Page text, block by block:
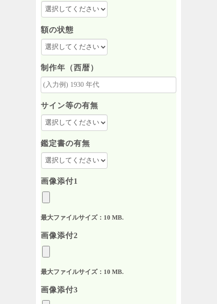
額の状態
制作年（西暦）
サイン等の有無
鑑定書の有無
画像添付1
最大ファイルサイズ：10 MB.
画像添付2
最大ファイルサイズ：10 MB.
画像添付3